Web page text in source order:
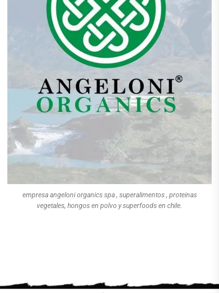
empresa angeloni organics spa , superalimentos , proteinas
vegetales, hongos en polvo y superfoods en chile.